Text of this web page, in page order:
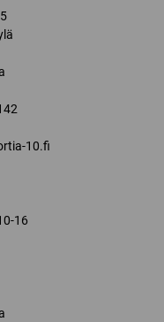
10.fi
16